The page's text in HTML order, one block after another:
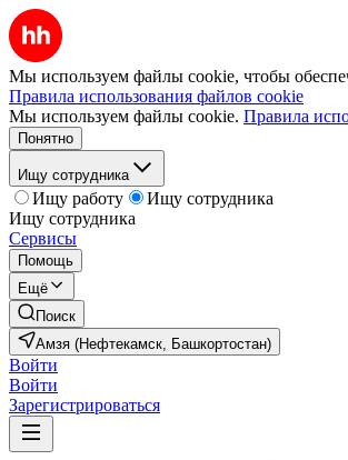
Мы используем файлы cookie, чтобы
Правила использования файлов cookie
Мы используем файлы cookie. Правила
Понятно
Ищу сотрудника
Ищу работу
Ищу сотрудника
Ищу сотрудника
Сервисы
Помощь
Ещё
Поиск
Амзя (Нефтекамск, Башкортостан)
Войти
Войти
Зарегистрироваться